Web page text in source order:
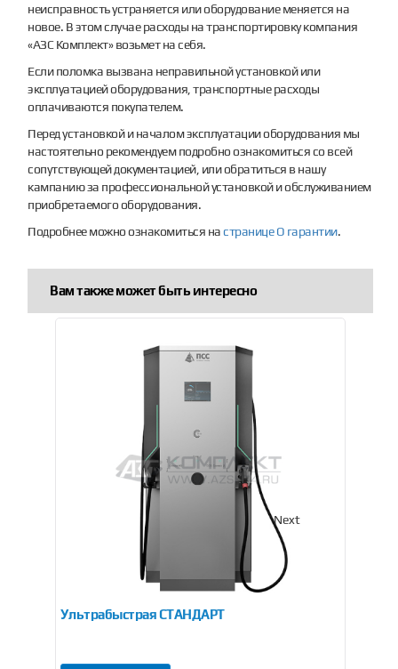
неисправность устраняется или оборудование меняется на
новое. В этом случае расходы на транспортировку компания
«АЗС Комплект» возьмет на себя.
Если поломка вызвана неправильной установкой или
эксплуатацией оборудования, транспортные расходы
оплачиваются покупателем.
Перед установкой и началом эксплуатации оборудования мы
настоятельно рекомендуем подробно ознакомиться со всей
сопутствующей документацией, или обратиться в нашу
кампанию за профессиональной установкой и обслуживанием
приобретаемого оборудования.
Подробнее можно ознакомиться настранице О гарантии.
Вам также может быть интересно
Ультрабыстрая СТАНДАРТ
Next